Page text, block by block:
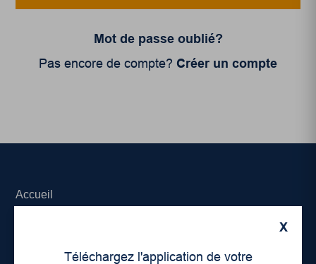
Mot de passe oublié?
Pas encore de compte? Créer un compte
X
Téléchargez l'application de votre
Accueil